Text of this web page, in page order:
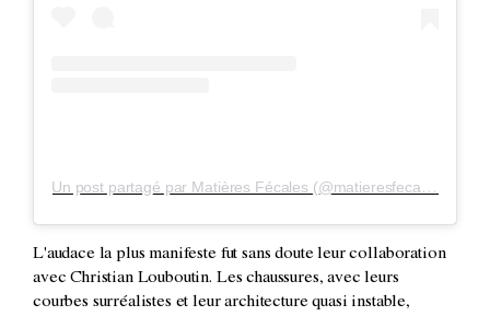
Un post partagé par Matières Fécales (@matieresfecalesparis)
L'audace la plus manifeste fut sans doute leur collaboration
avec Christian Louboutin. Les chaussures, avec leurs
courbes surréalistes et leur architecture quasi instable,